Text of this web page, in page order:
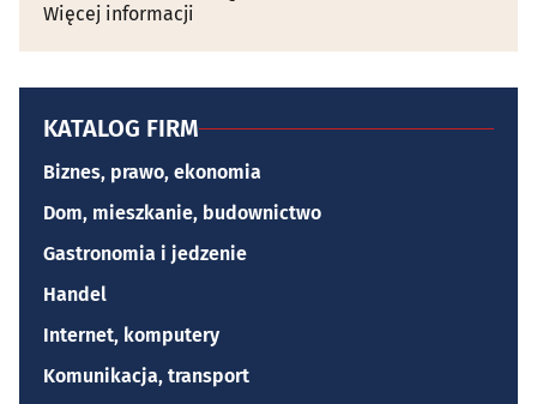
Więcej informacji
KATALOG FIRM
Biznes, prawo, ekonomia
Dom, mieszkanie, budownictwo
Gastronomia i jedzenie
Handel
Internet, komputery
Komunikacja, transport